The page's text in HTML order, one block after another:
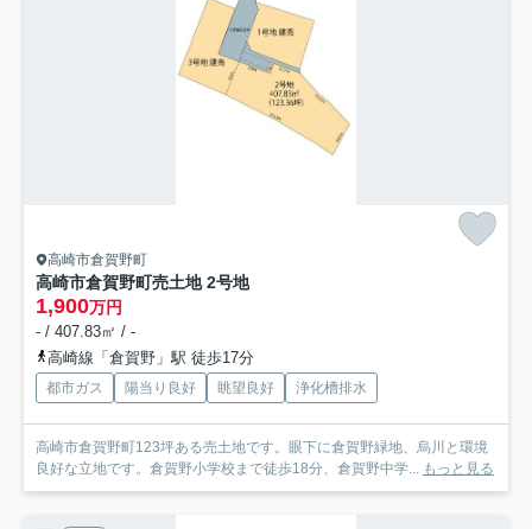
高崎市倉賀野町
高崎市倉賀野町売土地 2号地
1,900万円
- / 407.83㎡ / -
高崎線「倉賀野」駅 徒歩17分
都市ガス 陽当り良好 眺望良好 浄化槽排水
高崎市倉賀野町123坪ある売土地です。眼下に倉賀野緑地、烏川と環境
良好な立地です。倉賀野小学校まで徒歩18分、倉賀野中学... もっと見る